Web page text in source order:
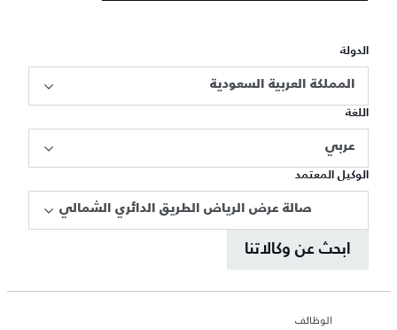
الدولة
المملكة العربية السعودية
اللغة
عربي
الوكيل المعتمد
صالة عرض الرياض الطريق الدائري الشمالي
ابحث عن وكالاتنا
الوظائف